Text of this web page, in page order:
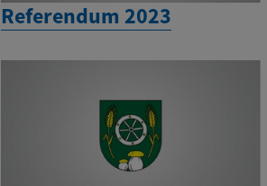
Referendum 2023